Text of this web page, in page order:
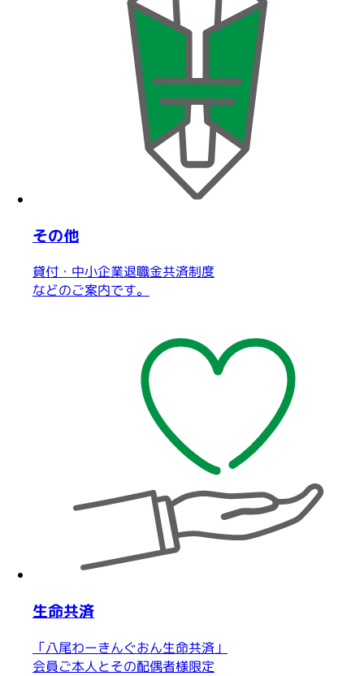
その他
貸付・中小企業退職金共済制度
などのご案内です。
生命共済
「八尾わーきんぐおん生命共済」
会員ご本人とその配偶者様限定